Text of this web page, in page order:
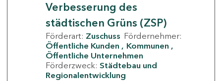
Verbesserung des
städtischen Grüns (ZSP)
Förderart: Zuschuss Fördernehmer:
Öffentliche Kunden
Kommunen
Öffentliche Unternehmen
Förderzweck: Städtebau und
Regionalentwicklung